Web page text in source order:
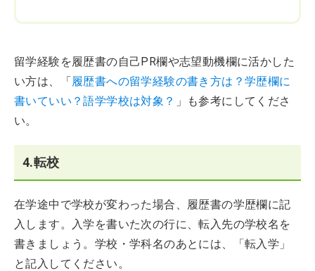
留学経験を履歴書の自己PR欄や志望動機欄に活かした
い方は、「履歴書への留学経験の書き方は？学歴欄に
書いていい？語学学校は対象？ 」も参考にしてくださ
い。
4.転校
在学途中で学校が変わった場合、履歴書の学歴欄に記
入します。入学を書いた次の行に、転入先の学校名を
書きましょう。学校・学科名のあとには、「転入学」
と記入してください。